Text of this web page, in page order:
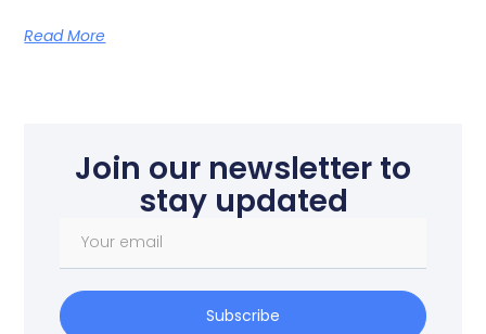
Read More
Join our newsletter to
stay updated
Subscribe